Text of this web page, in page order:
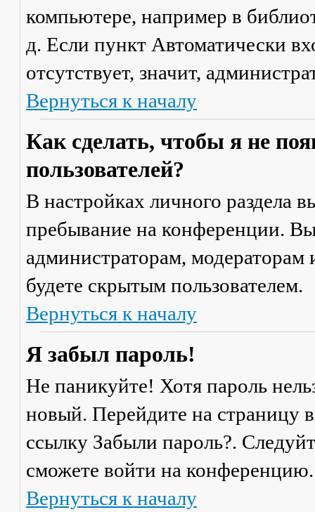
компьютере, например в
д. Если пункт Автоматически
отсутствует, значит,
Вернуться к началу
Как сделать, чтобы я не
пользователей?
В настройках личного раздела
пребывание на конференции.
администраторам,
будете скрытым пользователем.
Вернуться к началу
Я забыл пароль!
Не паникуйте! Хотя пароль
новый. Перейдите на страницу
ссылку Забыли пароль?.
сможете войти на конференцию.
Вернуться к началу